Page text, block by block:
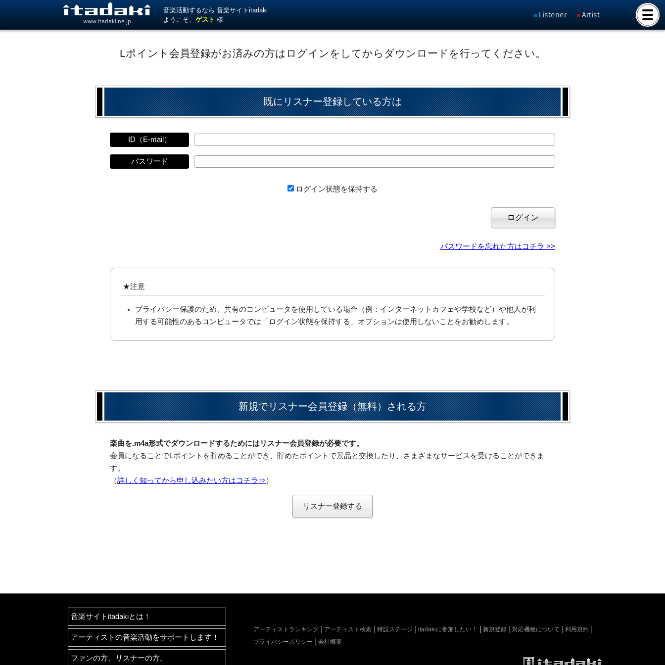
www.itadaki.ne.jp
音楽活動するなら 音楽サイトitadaki
ようこそ、ゲスト 様
Listener Artist
Lポイント会員登録がお済みの方はログインをしてからダウンロードを行ってください。
既にリスナー登録している方は
ID（E-mail）
パスワード
ログイン状態を保持する
パスワードを忘れた方はコチラ >>
★注意
プライバシー保護のため、共有のコンピュータを使用している場合（例：インターネットカフェや学校など）や他人が利
用する可能性のあるコンピュータでは「ログイン状態を保持する」オプションは使用しないことをお勧めします。
新規でリスナー会員登録（無料）される方
楽曲を.m4a形式でダウンロードするためにはリスナー会員登録が必要です。
会員になることでLポイントを貯めることができ、貯めたポイントで景品と交換したり、さまざまなサービスを受けることができま
す。
（詳しく知ってから申し込みたい方はコチラ⇒）
リスナー登録する
音楽サイトitadakiとは！
アーティストの音楽活動をサポートします！
ファンの方、リスナーの方。
アーティストランキング アーティスト検索 特設ステージ itadakiに参加したい！ 新規登録 対応機種について
利用規約
プライバシーポリシー
会社概要